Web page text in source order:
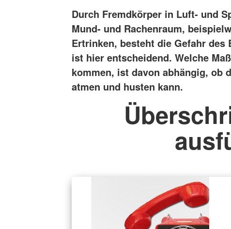
Durch Fremdkörper in Luft- und
Mund- und Rachenraum,
Ertrinken, besteht die Gefahr des
ist hier entscheidend. Welche
kommen, ist davon abhängig, ob
atmen und husten kann.